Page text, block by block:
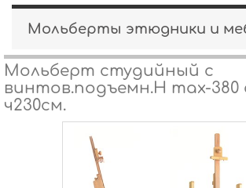
Мольберты этюдники и
Мольберт студийный с
винтов.подъемн.H max-380
ч230см.